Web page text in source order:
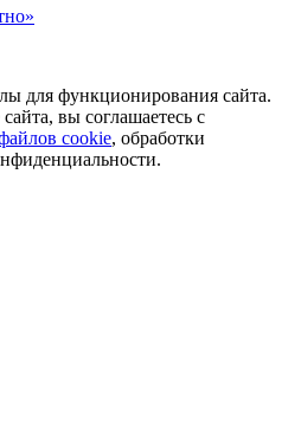
для функционирования сайта.
вы соглашаетесь с
cookie, обработки